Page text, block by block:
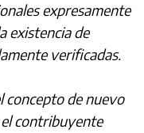
expresamente
existencia de
verificadas.
concepto de nuevo
el contribuyente